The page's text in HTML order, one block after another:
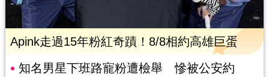
Apink走過15年粉紅奇蹟！8/8相約高雄巨蛋
知名男星下班路寵粉遭檢舉 慘被公安約